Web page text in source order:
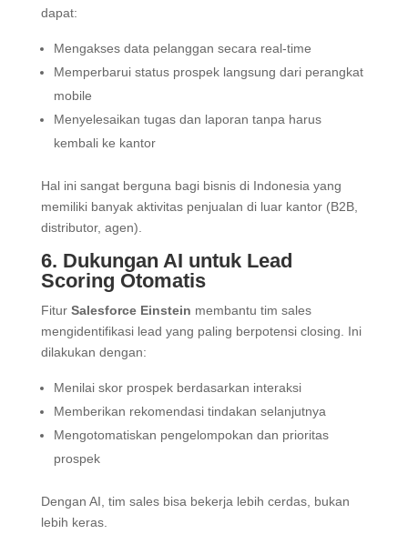
dapat:
Mengakses data pelanggan secara real-time
Memperbarui status prospek langsung dari perangkat
mobile
Menyelesaikan tugas dan laporan tanpa harus
kembali ke kantor
Hal ini sangat berguna bagi bisnis di Indonesia yang
memiliki banyak aktivitas penjualan di luar kantor (B2B,
distributor, agen).
6. Dukungan AI untuk Lead
Scoring Otomatis
Fitur Salesforce Einstein membantu tim sales
mengidentifikasi lead yang paling berpotensi closing. Ini
dilakukan dengan:
Menilai skor prospek berdasarkan interaksi
Memberikan rekomendasi tindakan selanjutnya
Mengotomatiskan pengelompokan dan prioritas
prospek
Dengan AI, tim sales bisa bekerja lebih cerdas, bukan
lebih keras.